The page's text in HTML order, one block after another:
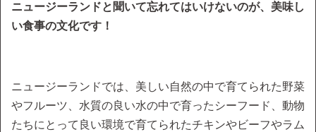
ニュージーランドと聞いて忘れてはいけないのが、美味し
い食事の文化です！
ニュージーランドでは、美しい自然の中で育てられた野菜
やフルーツ、水質の良い水の中で育ったシーフード、動物
たちにとって良い環境で育てられたチキンやビーフやラム